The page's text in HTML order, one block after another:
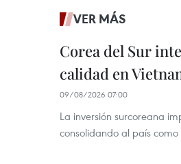
VER MÁS
Corea del Sur
calidad en
09/08/2026 07:00
La inversión surcoreana
consolidando al país